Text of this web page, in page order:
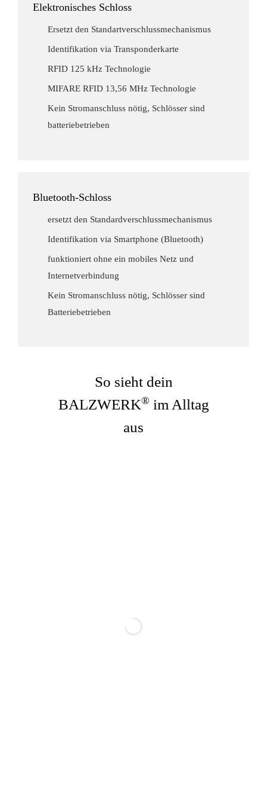
Elektronisches Schloss
Ersetzt den Standartverschlussmechanismus
Identifikation via Transponderkarte
RFID 125 kHz Technologie
MIFARE RFID 13,56 MHz Technologie
Kein Stromanschluss nötig, Schlösser sind
batteriebetrieben
Bluetooth-Schloss
ersetzt den Standardverschlussmechanismus
Identifikation via Smartphone (Bluetooth)
funktioniert ohne ein mobiles Netz und
Internetverbindung
Kein Stromanschluss nötig, Schlösser sind
Batteriebetrieben
So sieht dein
BALZWERK® im Alltag
aus